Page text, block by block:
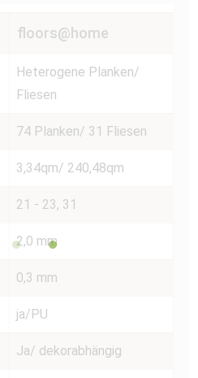
floors@home
Heterogene Planken/
Fliesen
74 Planken/ 31 Fliesen
3,34qm/ 240,48qm
21 - 23, 31
2,0 mm
0,3 mm
ja/PU
Ja/ dekorabhängig